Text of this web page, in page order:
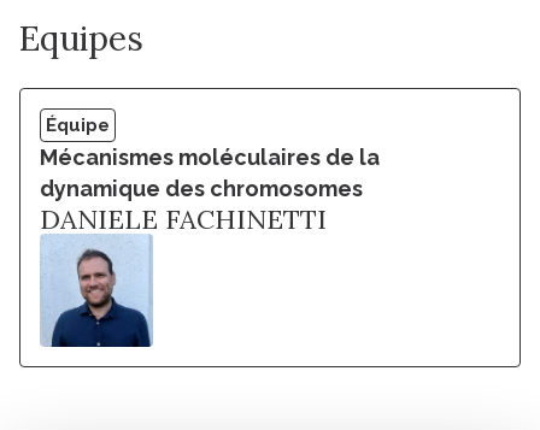
Equipes
Équipe
Mécanismes moléculaires de la
dynamique des chromosomes
DANIELE FACHINETTI